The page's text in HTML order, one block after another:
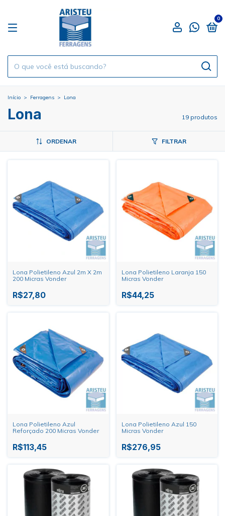
0
Início > Ferragens > Lona
Lona 19 produtos
ORDENAR FILTRAR
Lona Polietileno Azul 2m X 2m
200 Micras Vonder
R$27,80
Lona Polietileno Laranja 150
Micras Vonder
R$44,25
Lona Polietileno Azul
Reforçado 200 Micras Vonder
R$113,45
Lona Polietileno Azul 150
Micras Vonder
R$276,95